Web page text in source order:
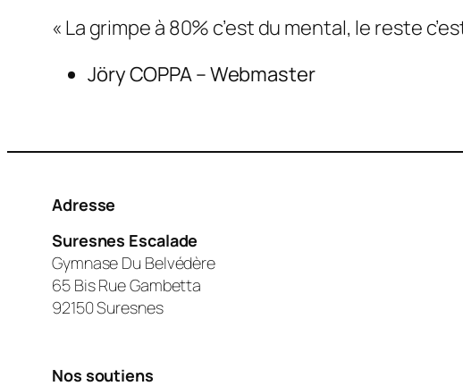
« La grimpe à 80% c’est du mental, le reste
Jöry COPPA – Webmaster
Adresse
Suresnes Escalade
Gymnase Du Belvédère
65 Bis Rue Gambetta
92150 Suresnes
Nos soutiens